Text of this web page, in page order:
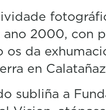
2000, con
da
en
subliña a